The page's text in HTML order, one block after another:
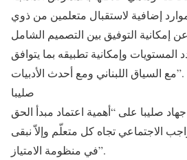
موارد إضافية لاستقبال متعلمين من ذوي
إمكانية التوفيق بين التصميم الشامل
المستويات وإمكانية تطبيقه بما يتوافق
مع السياق اللبناني ومع أحدث الأدبيات”.
صليبا
صليبا على “أهمية اعتماد مبدأ الحق
الاجتماعي تجاه كل متعلّم وإلاّ نبقى
في منظومة الامتياز”.